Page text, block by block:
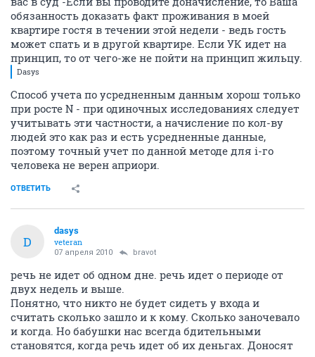
обязанность доказать факт проживания в моей
квартире гостя в течении этой недели - ведь гость
может спать и в другой квартире. Если УК идет на
принцип, то от чего-же не пойти на принцип жильцу.
Dasys
Способ учета по усредненным данным хорош только
при росте N - при одиночных исследованиях следует
учитывать эти частности, а начисление по кол-ву
людей это как раз и есть усредненные данные,
поэтому точный учет по данной методе для i-го
человека не верен априори.
ОТВЕТИТЬ
D
dasys
veteran
07 апреля 2010 bravot
речь не идет об одном дне. речь идет о периоде от
двух недель и выше.
Понятно, что никто не будет сидеть у входа и
считать сколько зашло и к кому. Сколько заночевало
и когда. Но бабушки нас всегда бдительными
становятся, когда речь идет об их деньгах. Доносят